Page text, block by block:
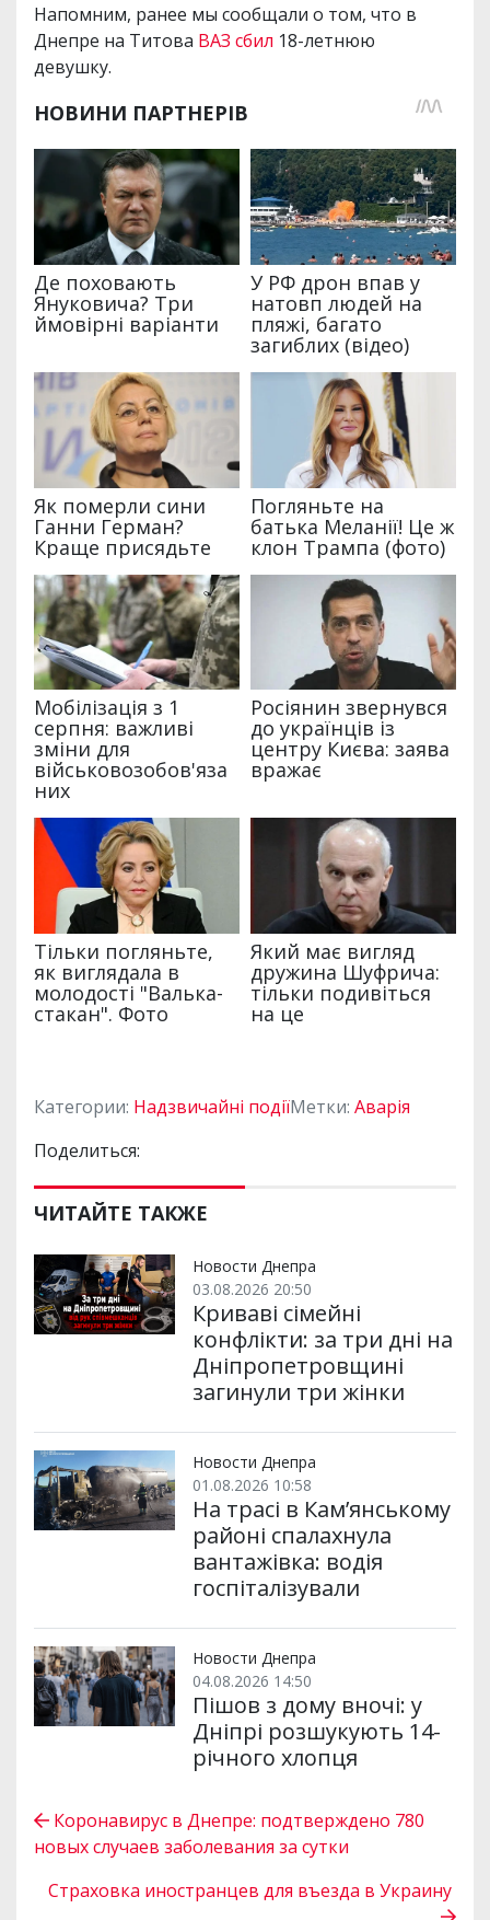
Напомним, ранее мы сообщали о том, что в
Днепре на Титова ВАЗ сбил 18-летнюю
девушку.
Категории: Надзвичайні подіїМетки: Аварія
Поделиться:
ЧИТАЙТЕ ТАКЖЕ
Новости Днепра
03.08.2026 20:50
Криваві сімейні
конфлікти: за три дні на
Дніпропетровщині
загинули три жінки
Новости Днепра
01.08.2026 10:58
На трасі в Кам’янському
районі спалахнула
вантажівка: водія
госпіталізували
Новости Днепра
04.08.2026 14:50
Пішов з дому вночі: у
Дніпрі розшукують 14-
річного хлопця
Коронавирус в Днепре: подтверждено 780
новых случаев заболевания за сутки
Страховка иностранцев для въезда в Украину